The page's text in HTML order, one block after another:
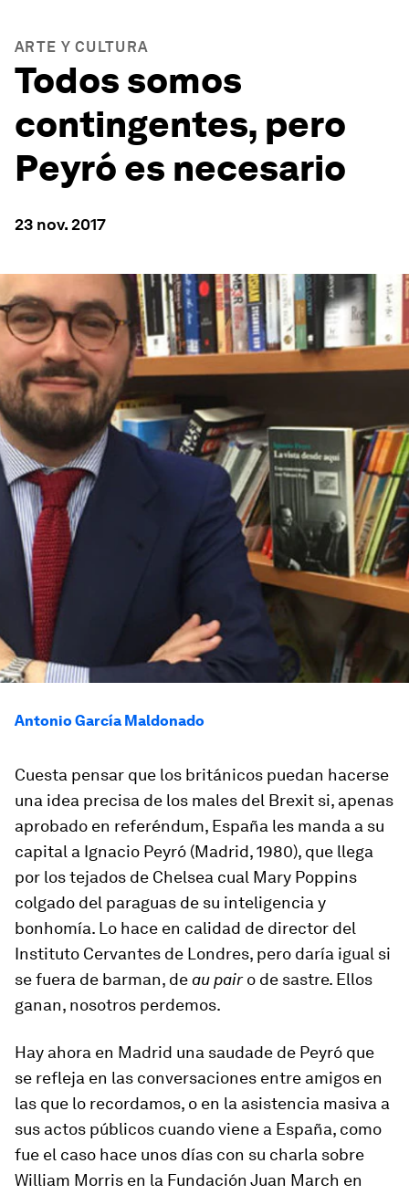
ARTE Y CULTURA
Todos somos
contingentes, pero
Peyró es necesario
23 nov. 2017
Antonio García Maldonado
Cuesta pensar que los británicos puedan hacerse
una idea precisa de los males del Brexit si, apenas
aprobado en referéndum, España les manda a su
capital a Ignacio Peyró (Madrid, 1980), que llega
por los tejados de Chelsea cual Mary Poppins
colgado del paraguas de su inteligencia y
bonhomía. Lo hace en calidad de director del
Instituto Cervantes de Londres, pero daría igual si
se fuera de barman, deau pairo de sastre. Ellos
ganan, nosotros perdemos.
Hay ahora en Madrid una saudade de Peyró que
se refleja en las conversaciones entre amigos en
las que lo recordamos, o en la asistencia masiva a
sus actos públicos cuando viene a España, como
fue el caso hace unos días con su charla sobre
William Morris en la Fundación Juan March en